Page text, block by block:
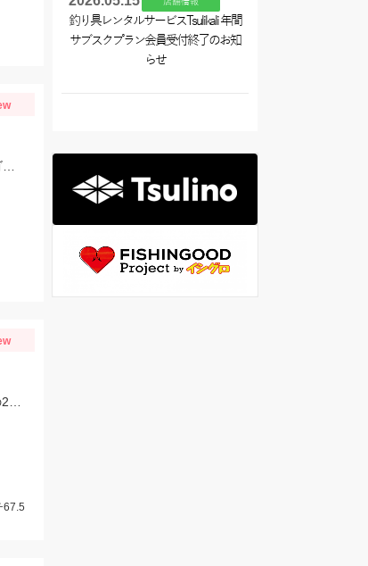
67.5
釣り具レンタルサービスTsulikali 年間
サブスクプラン会員受付終了のお知
らせ